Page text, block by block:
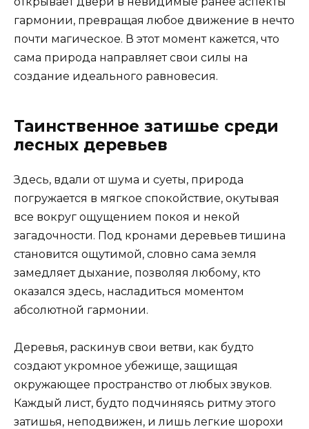
гармонии, превращая любое движение в нечто
почти магическое. В этот момент кажется, что
сама природа направляет свои силы на
создание идеального равновесия.
Таинственное затишье среди
лесных деревьев
Здесь, вдали от шума и суеты, природа
погружается в мягкое спокойствие, окутывая
все вокруг ощущением покоя и некой
загадочности. Под кронами деревьев тишина
становится ощутимой, словно сама земля
замедляет дыхание, позволяя любому, кто
оказался здесь, насладиться моментом
абсолютной гармонии.
Деревья, раскинув свои ветви, как будто
создают укромное убежище, защищая
окружающее пространство от любых звуков.
Каждый лист, будто подчиняясь ритму этого
затишья, неподвижен, и лишь легкие шорохи